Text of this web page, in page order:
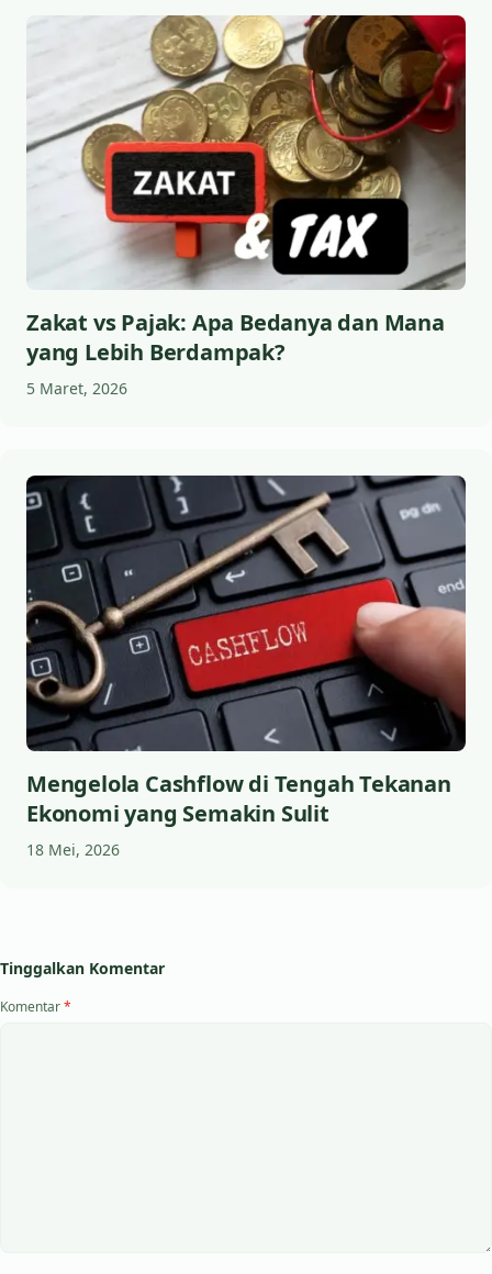
Zakat vs Pajak: Apa Bedanya dan Mana
yang Lebih Berdampak?
5 Maret, 2026
Mengelola Cashflow di Tengah Tekanan
Ekonomi yang Semakin Sulit
18 Mei, 2026
Tinggalkan Komentar
Komentar*